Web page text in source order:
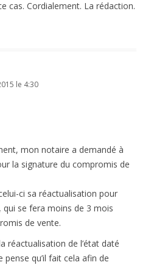
cas. Cordialement. La rédaction.
le 4:30
mon notaire a demandé à
la signature du compromis de
ci sa réactualisation pour
qui se fera moins de 3 mois
de vente.
réactualisation de l’état daté
qu’il fait cela afin de